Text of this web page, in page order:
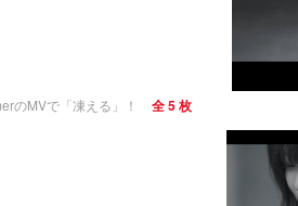
のMVで「凍える」！ 全 5 枚